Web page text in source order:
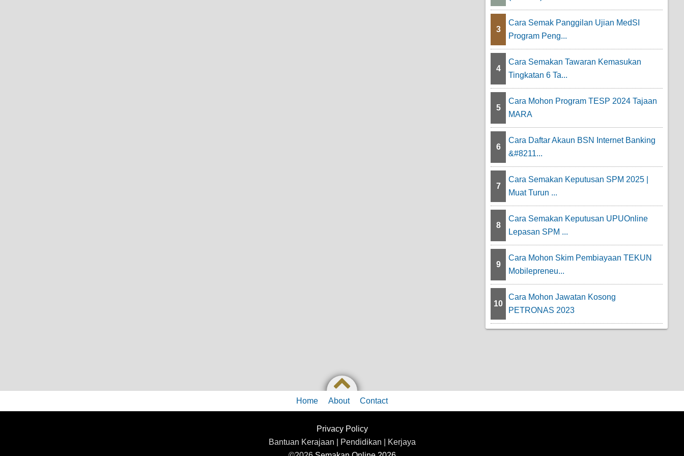
3
Cara Semak Panggilan Ujian MedSI
Program Peng...
4
Cara Semakan Tawaran Kemasukan
Tingkatan 6 Ta...
5
Cara Mohon Program TESP 2024 Tajaan
MARA
6
Cara Daftar Akaun BSN Internet Banking
&#8211...
7
Cara Semakan Keputusan SPM 2025 |
Muat Turun ...
8
Cara Semakan Keputusan UPUOnline
Lepasan SPM ...
9
Cara Mohon Skim Pembiayaan TEKUN
Mobilepreneu...
10
Cara Mohon Jawatan Kosong
PETRONAS 2023
Home About Contact
Privacy Policy
Bantuan Kerajaan | Pendidikan | Kerjaya